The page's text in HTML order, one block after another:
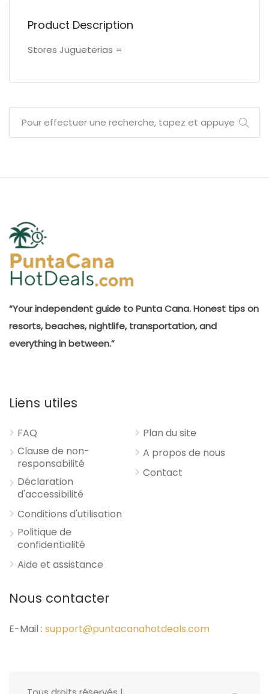
Product Description
Stores Jugueterias =
“Your independent guide to Punta Cana. Honest tips on
resorts, beaches, nightlife, transportation, and
everything in between.”
Liens utiles
FAQ
Clause de non-
responsabilité
Déclaration
d'accessibilité
Conditions d'utilisation
Politique de
confidentialité
Aide et assistance
Plan du site
A propos de nous
Contact
Nous contacter
E-Mail : support@puntacanahotdeals.com